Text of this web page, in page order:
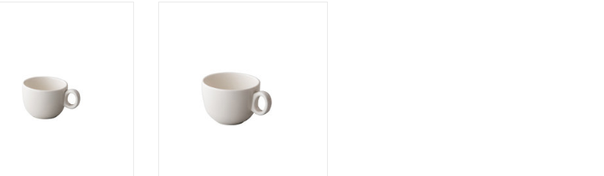
AAN WINKELWAGEN
TOEVOEGEN AAN WINKELWAGEN